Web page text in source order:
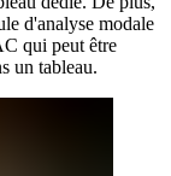
d'analyse modale
qui peut être
un tableau.